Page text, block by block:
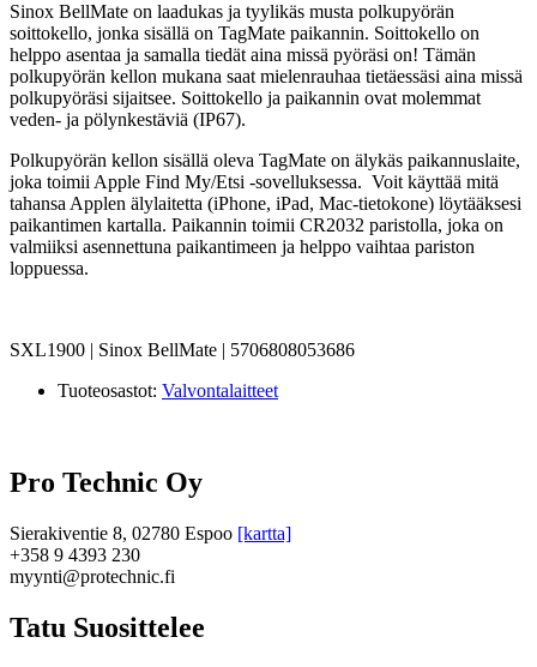
Sinox BellMate on laadukas ja tyylikäs musta polkupyörän
soittokello, jonka sisällä on TagMate paikannin. Soittokello on
helppo asentaa ja samalla tiedät aina missä pyöräsi on! Tämän
polkupyörän kellon mukana saat mielenrauhaa tietäessäsi aina missä
polkupyöräsi sijaitsee. Soittokello ja paikannin ovat molemmat
veden- ja pölynkestäviä (IP67).
Polkupyörän kellon sisällä oleva TagMate on älykäs paikannuslaite,
joka toimii Apple Find My/Etsi -sovelluksessa. Voit käyttää mitä
tahansa Applen älylaitetta (iPhone, iPad, Mac-tietokone) löytääksesi
paikantimen kartalla. Paikannin toimii CR2032 paristolla, joka on
valmiiksi asennettuna paikantimeen ja helppo vaihtaa pariston
loppuessa.
SXL1900 | Sinox BellMate | 5706808053686
Tuoteosastot: Valvontalaitteet
Pro Technic Oy
Sierakiventie 8, 02780 Espoo [kartta]
+358 9 4393 230
myynti@protechnic.fi
Tatu Suosittelee